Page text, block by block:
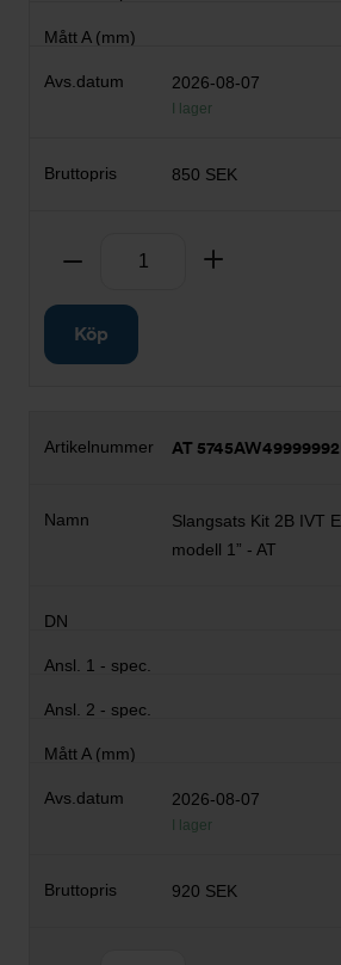
2026-08-07
I lager
850 SEK
Ta bort
Köp
AT
Slangsats Kit 2B IVT
modell 1” - AT
2026-08-07
I lager
920 SEK